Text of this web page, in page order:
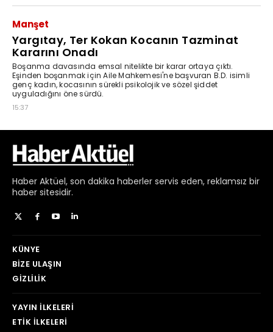
Haber Aktüel, son dakika haberler servis eden, reklamsız bir
haber sitesidir.
KÜNYE
BIZE ULAŞIN
GIZLILIK
YAYIN İLKELERI
ETIK İLKELERI